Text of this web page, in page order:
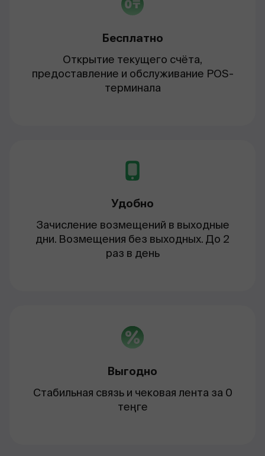
Бесплатно
Открытие текущего счёта,
предоставление и обслуживание POS-
терминала
Удобно
Зачисление возмещений в выходные
дни. Возмещения без выходных. До 2
раз в день
Выгодно
Стабильная связь и чековая лента за 0
теңге